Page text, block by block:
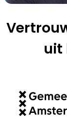
uit